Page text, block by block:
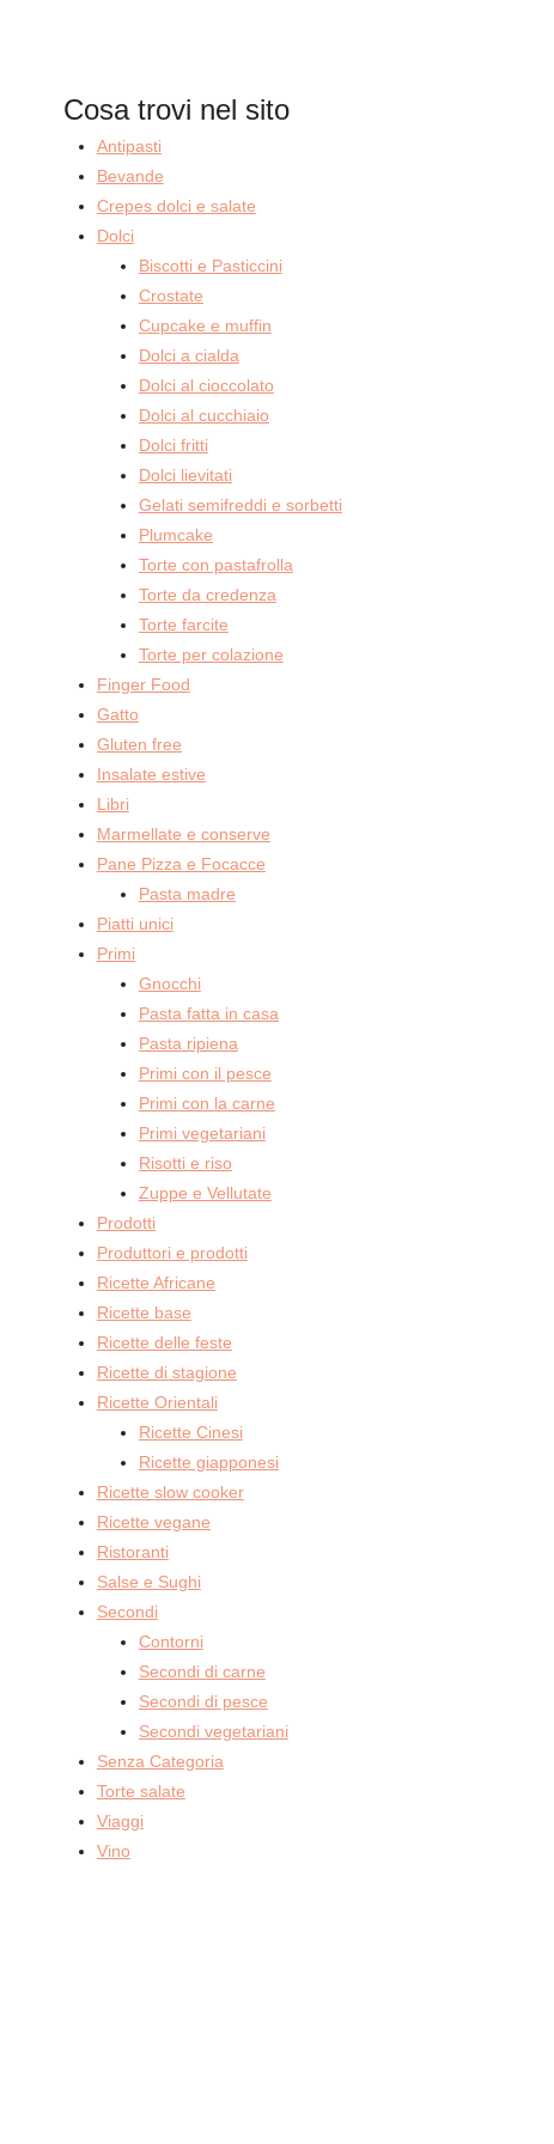
Cosa trovi nel sito
Antipasti
Bevande
Crepes dolci e salate
Dolci
Biscotti e Pasticcini
Crostate
Cupcake e muffin
Dolci a cialda
Dolci al cioccolato
Dolci al cucchiaio
Dolci fritti
Dolci lievitati
Gelati semifreddi e sorbetti
Plumcake
Torte con pastafrolla
Torte da credenza
Torte farcite
Torte per colazione
Finger Food
Gatto
Gluten free
Insalate estive
Libri
Marmellate e conserve
Pane Pizza e Focacce
Pasta madre
Piatti unici
Primi
Gnocchi
Pasta fatta in casa
Pasta ripiena
Primi con il pesce
Primi con la carne
Primi vegetariani
Risotti e riso
Zuppe e Vellutate
Prodotti
Produttori e prodotti
Ricette Africane
Ricette base
Ricette delle feste
Ricette di stagione
Ricette Orientali
Ricette Cinesi
Ricette giapponesi
Ricette slow cooker
Ricette vegane
Ristoranti
Salse e Sughi
Secondi
Contorni
Secondi di carne
Secondi di pesce
Secondi vegetariani
Senza Categoria
Torte salate
Viaggi
Vino